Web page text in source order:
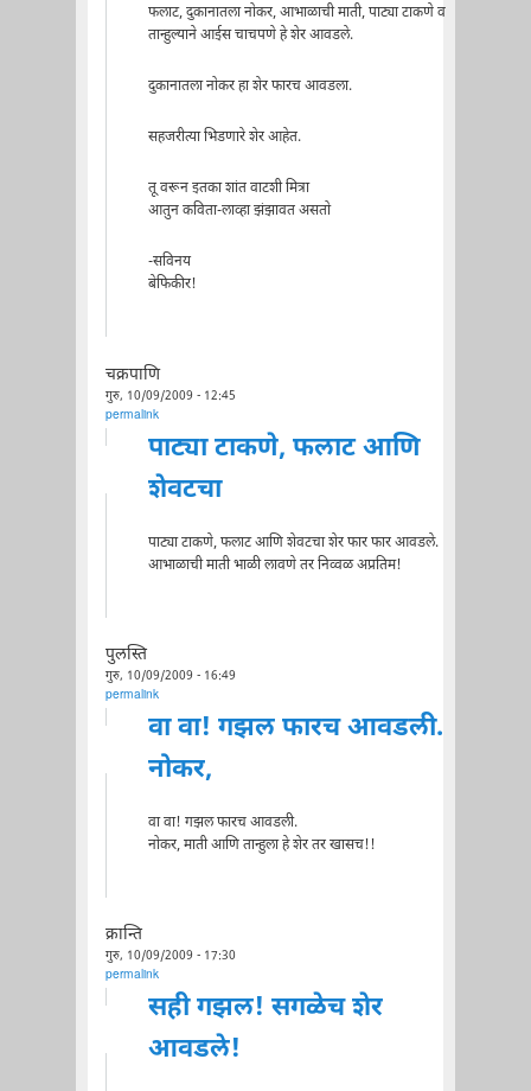
फलाट, दुकानातला नोकर, आभाळाची माती, पाट्या टाकणे व
तान्हुल्याने आईस चाचपणे हे शेर आवडले.
दुकानातला नोकर हा शेर फारच आवडला.
सहजरीत्या भिडणारे शेर आहेत.
तू वरून इतका शांत वाटशी मित्रा
आतुन कविता-लाव्हा झंझावत असतो
-सविनय
बेफिकीर!
चक्रपाणि
गुरु, 10/09/2009 - 12:45
permalink
पाट्या टाकणे, फलाट आणि
शेवटचा
पाट्या टाकणे, फलाट आणि शेवटचा शेर फार फार आवडले.
आभाळाची माती भाळी लावणे तर निव्वळ अप्रतिम!
पुलस्ति
गुरु, 10/09/2009 - 16:49
permalink
वा वा! गझल फारच आवडली.
नोकर,
वा वा! गझल फारच आवडली.
नोकर, माती आणि तान्हुला हे शेर तर खासच!!
क्रान्ति
गुरु, 10/09/2009 - 17:30
permalink
सही गझल! सगळेच शेर
आवडले!